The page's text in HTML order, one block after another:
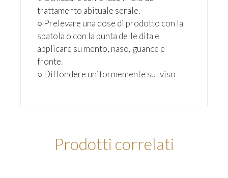
trattamento abituale serale.
○ Prelevare una dose di prodotto con la
spatola o con la punta delle dita e
applicare su mento, naso, guance e
fronte.
○ Diffondere uniformemente sul viso
Prodotti correlati